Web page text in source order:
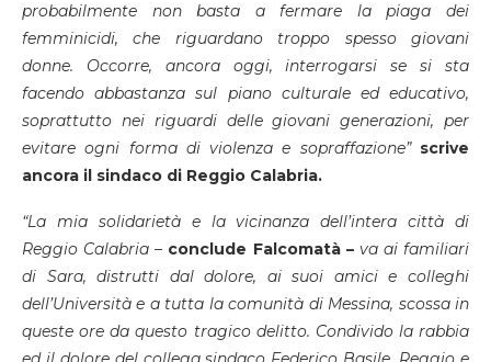
probabilmente non basta a fermare la piaga dei
femminicidi, che riguardano troppo spesso giovani
donne. Occorre, ancora oggi, interrogarsi se si sta
facendo abbastanza sul piano culturale ed educativo,
soprattutto nei riguardi delle giovani generazioni, per
evitare ogni forma di violenza e sopraffazione” scrive
ancora il sindaco di Reggio Calabria.
“La mia solidarietà e la vicinanza dell’intera città di
Reggio Calabria – conclude Falcomatà –va ai familiari
di Sara, distrutti dal dolore, ai suoi amici e colleghi
dell’Università e a tutta la comunità di Messina, scossa in
queste ore da questo tragico delitto. Condivido la rabbia